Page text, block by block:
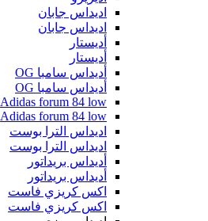
اديداس جابان
اديداس جابان
أديستار
أديستار
أديداس سامبا OG
أديداس سامبا OG
Adidas forum 84 low
Adidas forum 84 low
اديداس الترا بوست
اديداس الترا بوست
أديداس بريداتور
أديداس بريداتور
اكس كريزي فاست
اكس كريزي فاست